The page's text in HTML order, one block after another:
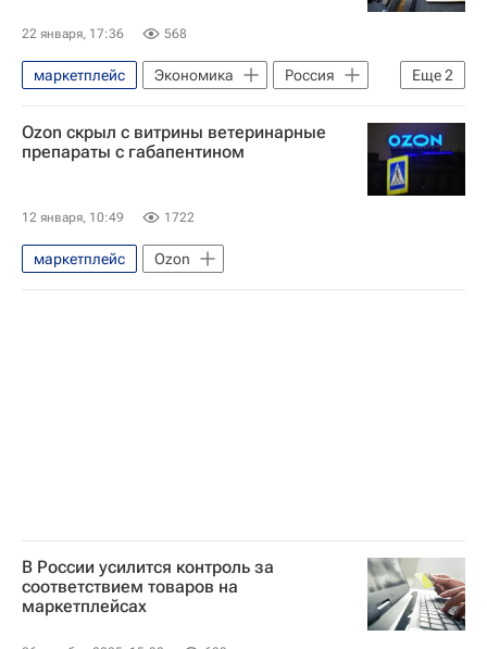
22 января, 17:36 568
Еще2
маркетплейс Экономика
Россия
Дмитрий Григоренко
Ozon скрыл с витрины ветеринарные
препараты с габапентином
12 января, 10:49 1722
маркетплейс Ozon
В России усилится контроль за
соответствием товаров на
маркетплейсах